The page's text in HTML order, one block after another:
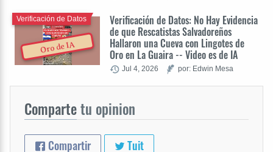
Oro de IA
Verificación de Datos: No Hay Evidencia
de que Rescatistas Salvadoreños
Hallaron una Cueva con Lingotes de
Oro en La Guaira -- Video es de IA
Verificación de Datos
Jul 4, 2026 por: Edwin Mesa
Compartetu opinion
Compartir Tuit